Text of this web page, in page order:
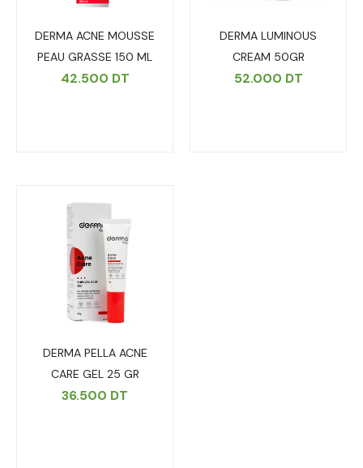
DERMA ACNE MOUSSE
PEAU GRASSE 150 ML
42.500 DT
DERMA LUMINOUS
CREAM 50GR
52.000 DT
DERMA PELLA ACNE
CARE GEL 25 GR
36.500 DT